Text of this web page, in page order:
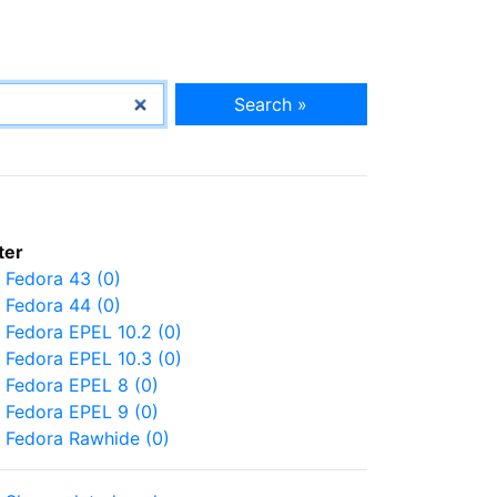
Search »
Fedora 43 (0)
Fedora 44 (0)
Fedora EPEL 10.2 (0)
Fedora EPEL 10.3 (0)
Fedora EPEL 8 (0)
Fedora EPEL 9 (0)
Fedora Rawhide (0)